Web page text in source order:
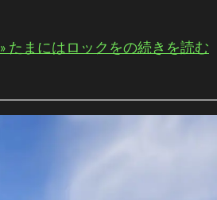
» たまにはロックをの続きを読む